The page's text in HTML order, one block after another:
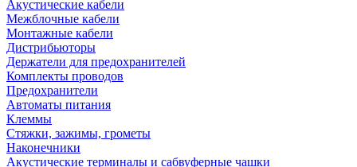
Акустические кабели
Межблочные кабели
Монтажные кабели
Дистрибьюторы
Держатели для предохранителей
Комплекты проводов
Предохранители
Автоматы питания
Клеммы
Стяжки, зажимы, грометы
Наконечники
Акустические терминалы и сабвуферные чашки